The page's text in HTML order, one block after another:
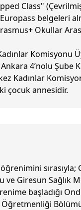
Class" (Çevrilmiş
belgeleri
Okullar
Komisyonu
4’nolu Şube
Kadınlar
çocuk annesidir.
Giresun Sağlık
başladığı